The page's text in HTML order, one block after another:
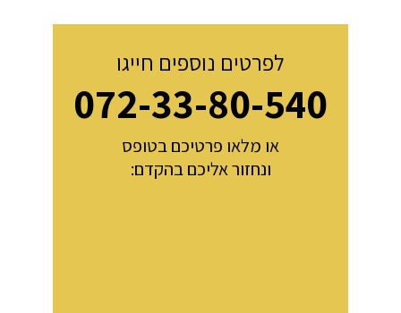
לפרטים נוספים חייגו
072-33-80-540
או מלאו פרטיכם בטופס
ונחזור אליכם בהקדם: